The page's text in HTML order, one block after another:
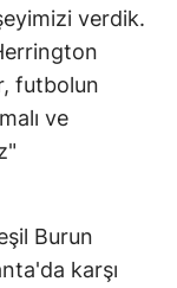
verdik.
futbolun
ve
Burun
karşı